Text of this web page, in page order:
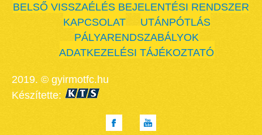
BELSŐ VISSZAÉLÉS BEJELENTÉSI RENDSZER
KAPCSOLAT
UTÁNPÓTLÁS
PÁLYARENDSZABÁLYOK
ADATKEZELÉSI TÁJÉKOZTATÓ
2019. © gyirmotfc.hu
Készítette: